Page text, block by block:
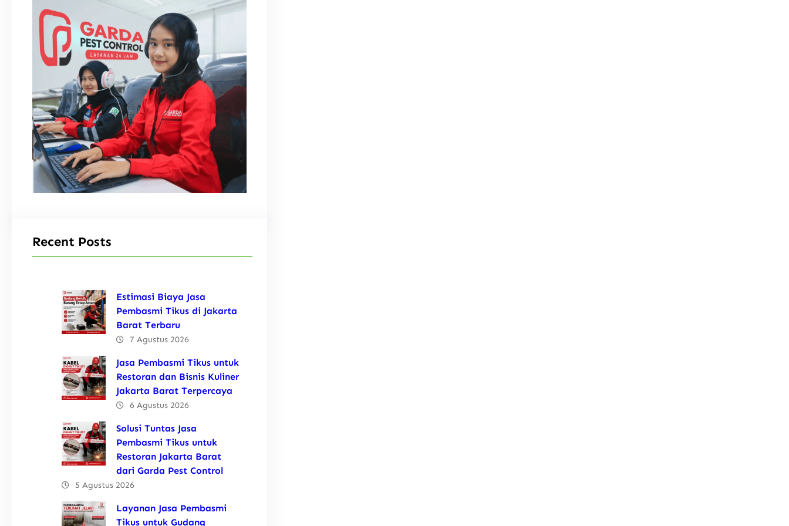
Recent Posts
Estimasi Biaya Jasa
Pembasmi Tikus di Jakarta
Barat Terbaru
7 Agustus 2026
Jasa Pembasmi Tikus untuk
Restoran dan Bisnis Kuliner
Jakarta Barat Terpercaya
6 Agustus 2026
Solusi Tuntas Jasa
Pembasmi Tikus untuk
Restoran Jakarta Barat
dari Garda Pest Control
5 Agustus 2026
Layanan Jasa Pembasmi
Tikus untuk Gudang